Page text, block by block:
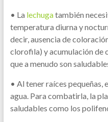
• La lechugatambién
temperatura diurna y
decir, ausencia de
clorofila) y acumulación de
que a menudo son
• Al tener raíces pequeñas,
agua. Para combatirla, la
saludables como los